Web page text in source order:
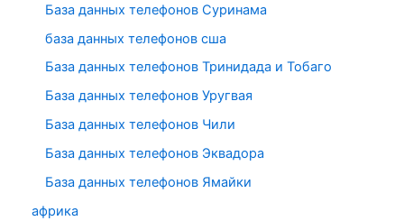
База данных телефонов Суринама
база данных телефонов сша
База данных телефонов Тринидада и Тобаго
База данных телефонов Уругвая
База данных телефонов Чили
База данных телефонов Эквадора
База данных телефонов Ямайки
африка